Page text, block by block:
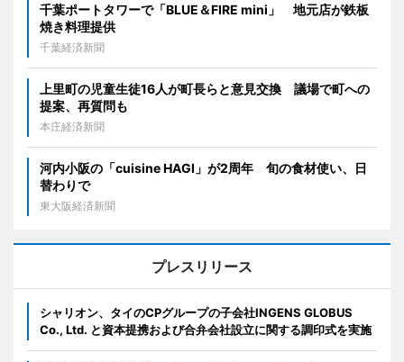
千葉ポートタワーで「BLUE＆FIRE mini」 地元店が鉄板
焼き料理提供
千葉経済新聞
上里町の児童生徒16人が町長らと意見交換 議場で町への
提案、再質問も
本庄経済新聞
河内小阪の「cuisine HAGI」が2周年 旬の食材使い、日
替わりで
東大阪経済新聞
プレスリリース
シャリオン、タイのCPグループの子会社INGENS GLOBUS
Co., Ltd. と資本提携および合弁会社設立に関する調印式を実施